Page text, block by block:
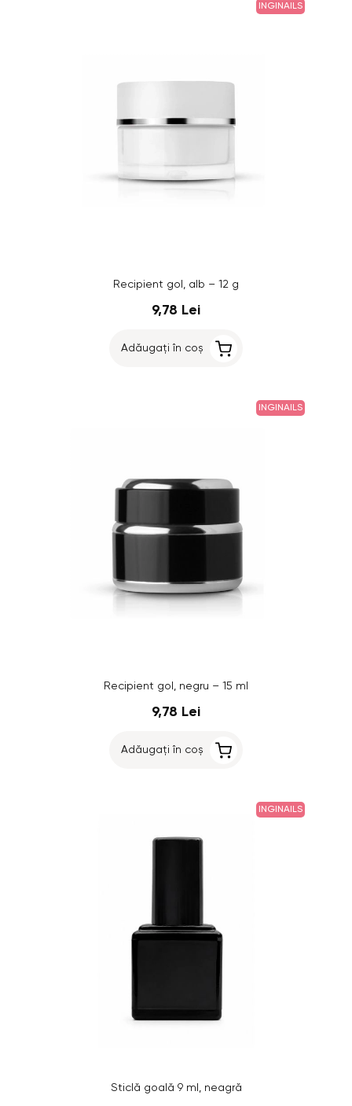
INGINAILS
Recipient gol, alb – 12 g
9,78 Lei
Adăugați în coș
INGINAILS
Recipient gol, negru – 15 ml
9,78 Lei
Adăugați în coș
INGINAILS
Sticlă goală 9 ml, neagră